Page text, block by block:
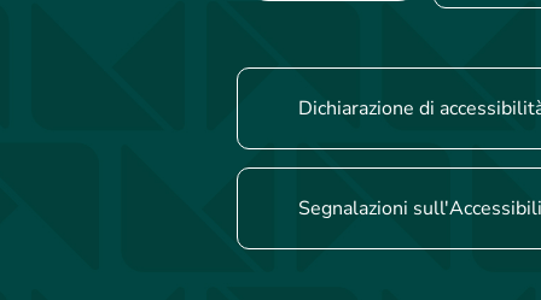
Dichiarazione di
Segnalazioni